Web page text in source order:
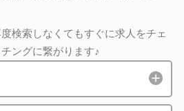
検索しなくてもすぐに求人をチェ
ングに繋がります♪